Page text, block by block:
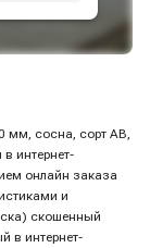
мм, сосна, сорт AB,
интернет-
онлайн заказа
и
скошенный
в интернет-